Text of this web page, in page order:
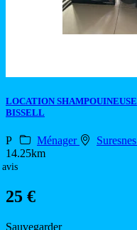
LOCATION SHAMPOUINEUSE
BISSELL
P Ménager Suresnes
14.25km
avis
25 €
Sauvegarder